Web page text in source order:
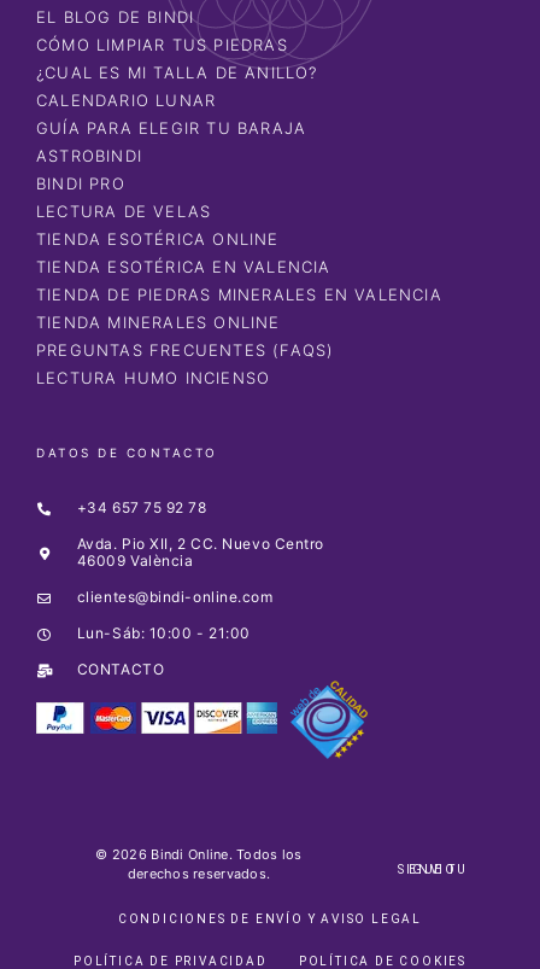
EL BLOG DE BINDI
CÓMO LIMPIAR TUS PIEDRAS
¿CUAL ES MI TALLA DE ANILLO?
CALENDARIO LUNAR
GUÍA PARA ELEGIR TU BARAJA
ASTROBINDI
BINDI PRO
LECTURA DE VELAS
TIENDA ESOTÉRICA ONLINE
TIENDA ESOTÉRICA EN VALENCIA
TIENDA DE PIEDRAS MINERALES EN VALENCIA
TIENDA MINERALES ONLINE
PREGUNTAS FRECUENTES (FAQS)
LECTURA HUMO INCIENSO
DATOS DE CONTACTO
+34 657 75 92 78
Avda. Pio XII, 2 CC. Nuevo Centro
46009 València
clientes@bindi-online.com
Lun-Sáb: 10:00 - 21:00
CONTACTO
© 2026 Bindi Online. Todos los
derechos reservados.
SIGUE TU ENVIO
CONDICIONES DE ENVÍO Y AVISO LEGAL
POLÍTICA DE PRIVACIDAD POLÍTICA DE COOKIES